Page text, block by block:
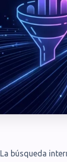
La búsqueda